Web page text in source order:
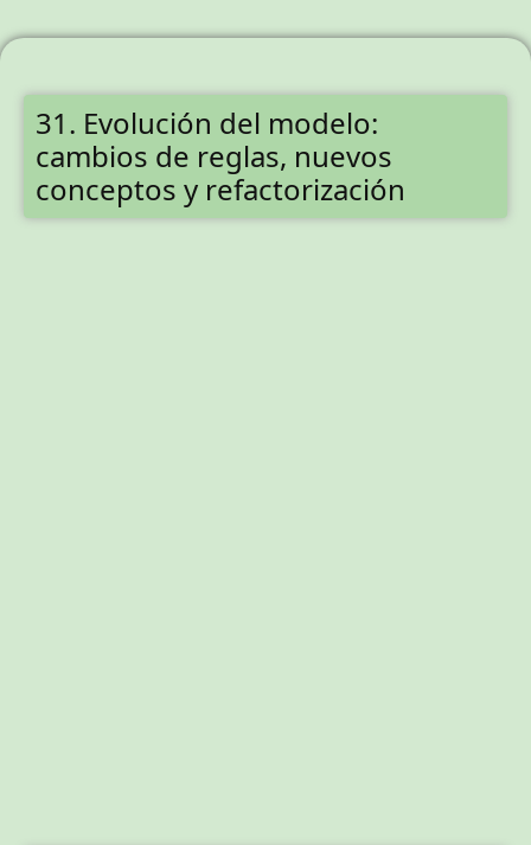
31. Evolución del modelo:
cambios de reglas, nuevos
conceptos y refactorización